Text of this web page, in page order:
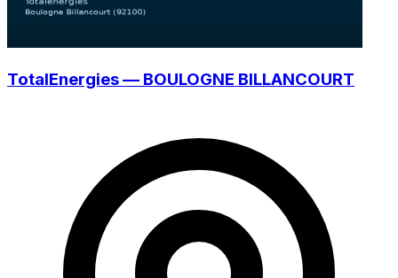
TotalEnergies — BOULOGNE BILLANCOURT